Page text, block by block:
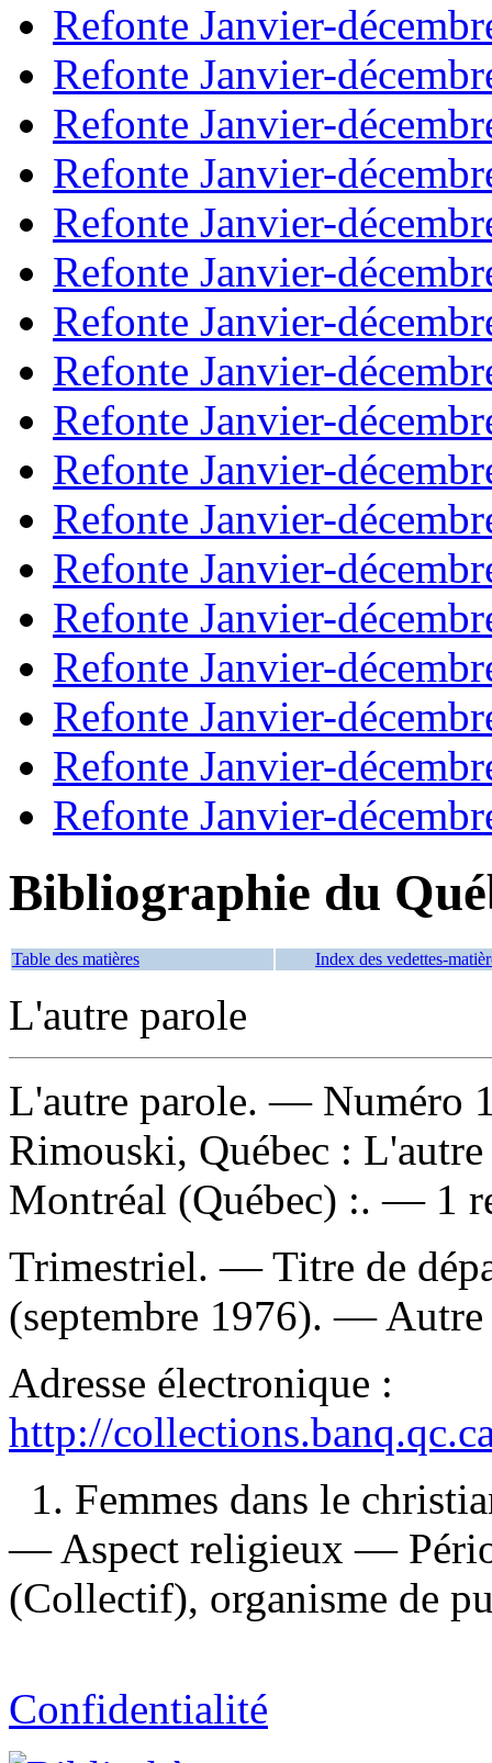
Refonte Janvier-
Refonte Janvier-
Refonte Janvier-
Refonte Janvier-
Refonte Janvier-
Refonte Janvier-
Refonte Janvier-
Refonte Janvier-
Refonte Janvier-
Refonte Janvier-
Refonte Janvier-
Refonte Janvier-
Refonte Janvier-
Refonte Janvier-
Refonte Janvier-
Refonte Janvier-
Refonte Janvier-
Bibliographie du
Table des matières Index des vedettes-
L'autre parole
L'autre parole. — Numéro
Rimouski, Québec :
Montréal (Québec) :. — 1
Trimestriel. — Titre de
(septembre 1976). — Autre
Adresse électronique :
http://
1. Femmes dans le
— Aspect religieux —
(Collectif), organisme de
Confidentialité